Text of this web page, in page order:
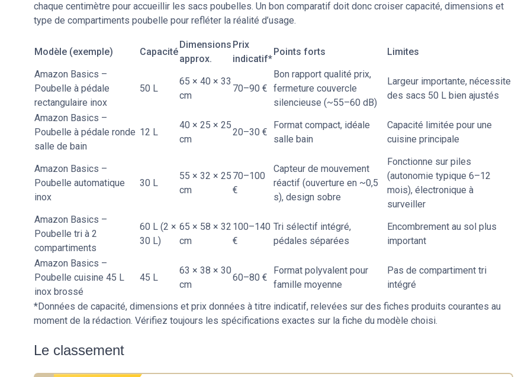
chaque centimètre pour accueillir les sacs poubelles. Un bon comparatif doit donc croiser capacité, dimensions et
type de compartiments poubelle pour refléter la réalité d’usage.
Modèle (exemple) Capacité
Dimensions
approx.
Prix
indicatif*
Points forts
Limites
Amazon Basics –
Poubelle à pédale
rectangulaire inox
50 L
65 × 40 × 33
cm
70–90 €
Bon rapport qualité prix,
fermeture couvercle
silencieuse (~55–60 dB)
Largeur importante, nécessite
des sacs 50 L bien ajustés
Amazon Basics –
Poubelle à pédale ronde
salle de bain
12 L
40 × 25 × 25
cm
20–30 €
Format compact, idéale
salle bain
Capacité limitée pour une
cuisine principale
Amazon Basics –
Poubelle automatique
inox
30 L
55 × 32 × 25
cm
70–100
€
Capteur de mouvement
réactif (ouverture en ~0,5
s), design sobre
Fonctionne sur piles
(autonomie typique 6–12
mois), électronique à
surveiller
Amazon Basics –
Poubelle tri à 2
compartiments
60 L (2 ×
30 L)
65 × 58 × 32
cm
100–140
€
Tri sélectif intégré,
pédales séparées
Encombrement au sol plus
important
Amazon Basics –
Poubelle cuisine 45 L
inox brossé
45 L
63 × 38 × 30
cm
60–80 €
Format polyvalent pour
famille moyenne
Pas de compartiment tri
intégré
*Données de capacité, dimensions et prix données à titre indicatif, relevées sur des fiches produits courantes au
moment de la rédaction. Vérifiez toujours les spécifications exactes sur la fiche du modèle choisi.
Le classement